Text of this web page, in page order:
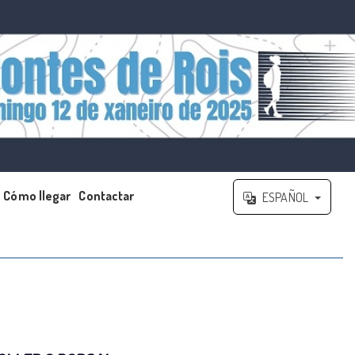
Cómo llegar Contactar ESPAÑOL